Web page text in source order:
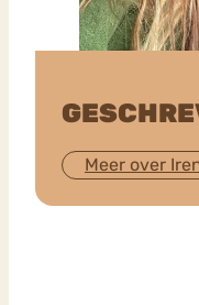
Meer over